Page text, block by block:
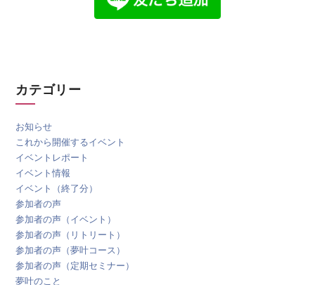
カテゴリー
お知らせ
これから開催するイベント
イベントレポート
イベント情報
イベント（終了分）
参加者の声
参加者の声（イベント）
参加者の声（リトリート）
参加者の声（夢叶コース）
参加者の声（定期セミナー）
夢叶のこと